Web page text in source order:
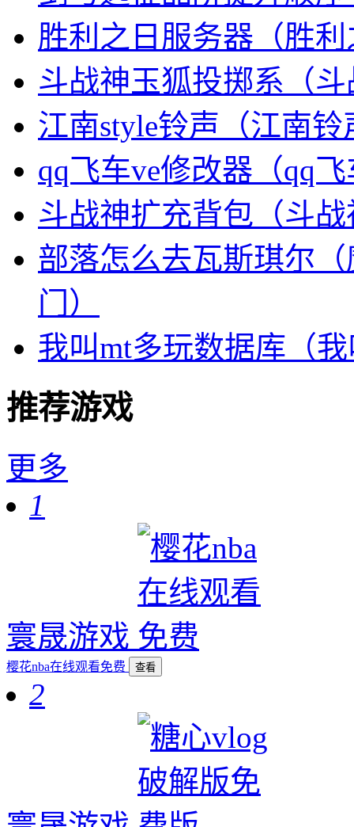
胜利之日服务器（胜
斗战神玉狐投掷系（
江南style铃声（江南铃
qq飞车ve修改器（qq
斗战神扩充背包（斗
部落怎么去瓦斯琪尔
门）
我叫mt多玩数据库（
推荐游戏
更多
1
寰晟游戏
樱花nba在线观看免费 查看
2